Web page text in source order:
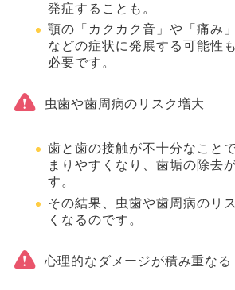
発症することも。
顎の「カクカク音」や「痛み
などの症状に発展する可能性
必要です。
虫歯や歯周病のリスク増大
歯と歯の接触が不十分なこと
まりやすくなり、歯垢の除去
す。
その結果、虫歯や歯周病のリ
くなるのです。
心理的なダメージが積み重なる